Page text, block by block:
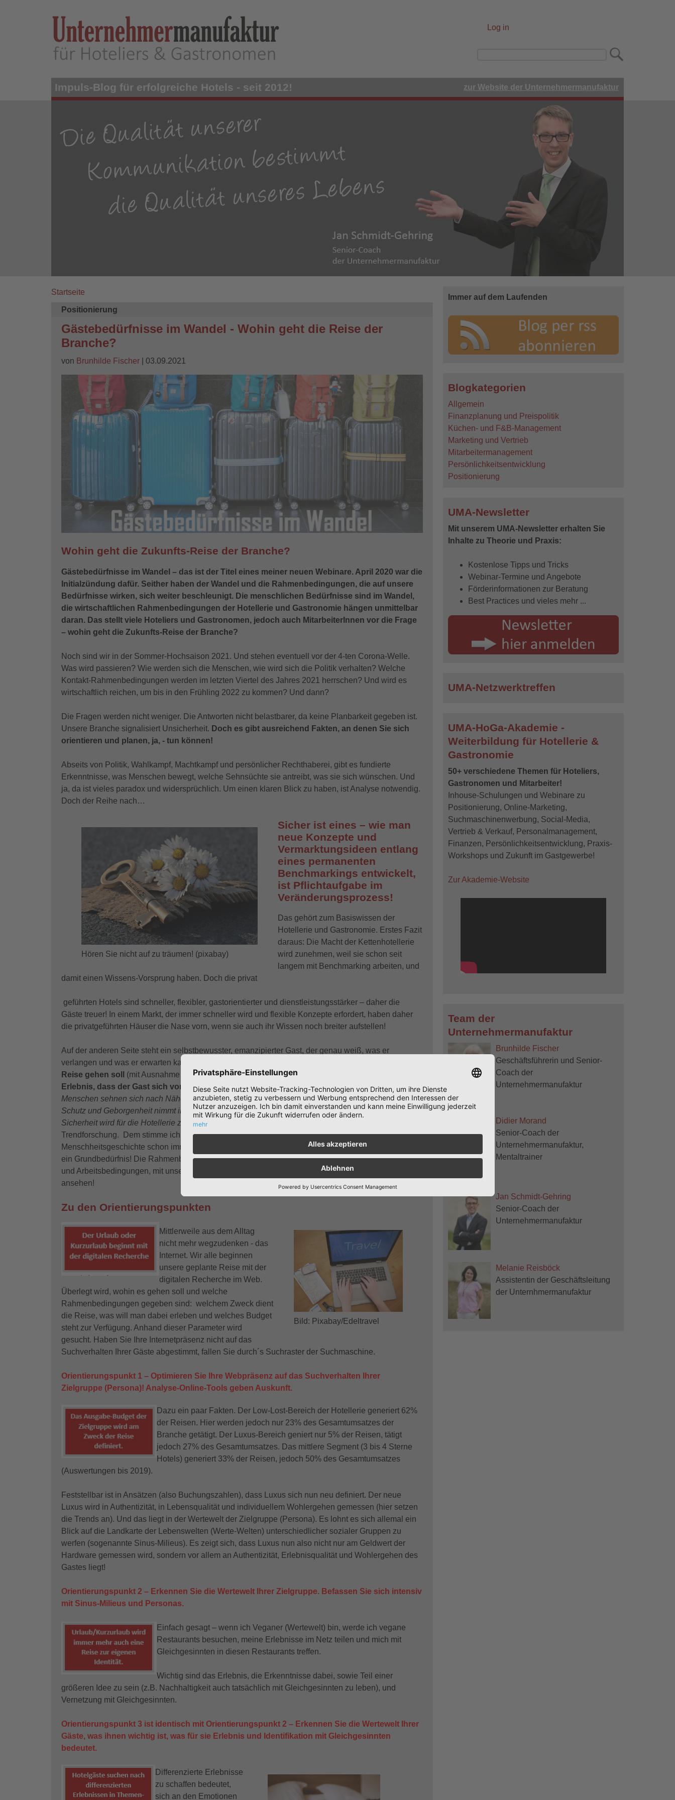
User
Log in
Impuls-Blog für erfolgreiche Hotels - seit 2012! zur Website der Unternehmermanufaktur
Startseite
Positionierung
Gästebedürfnisse im Wandel - Wohin geht die Reise der
Branche?
von Brunhilde Fischer | 03.09.2021
Wohin geht die Zukunfts-Reise der Branche?
Gästebedürfnisse im Wandel – das ist der Titel eines meiner neuen Webinare. April 2020 war die
Initialzündung dafür. Seither haben der Wandel und die Rahmenbedingungen, die auf unsere
Bedürfnisse wirken, sich weiter beschleunigt. Die menschlichen Bedürfnisse sind im Wandel,
die wirtschaftlichen Rahmenbedingungen der Hotellerie und Gastronomie hängen unmittelbar
daran. Das stellt viele Hoteliers und Gastronomen, jedoch auch MitarbeiterInnen vor die Frage
– wohin geht die Zukunfts-Reise der Branche?
Noch sind wir in der Sommer-Hochsaison 2021. Und stehen eventuell vor der 4-ten Corona-Welle.
Was wird passieren? Wie werden sich die Menschen, wie wird sich die Politik verhalten? Welche
Kontakt-Rahmenbedingungen werden im letzten Viertel des Jahres 2021 herrschen? Und wird es
wirtschaftlich reichen, um bis in den Frühling 2022 zu kommen? Und dann?
Die Fragen werden nicht weniger. Die Antworten nicht belastbarer, da keine Planbarkeit gegeben ist.
Unsere Branche signalisiert Unsicherheit. Doch es gibt ausreichend Fakten, an denen Sie sich
orientieren und planen, ja, - tun können!
Abseits von Politik, Wahlkampf, Machtkampf und persönlicher Rechthaberei, gibt es fundierte
Erkenntnisse, was Menschen bewegt, welche Sehnsüchte sie antreibt, was sie sich wünschen. Und
ja, da ist vieles paradox und widersprüchlich. Um einen klaren Blick zu haben, ist Analyse notwendig.
Doch der Reihe nach…
Hören Sie nicht auf zu träumen! (pixabay)
Sicher ist eines – wie man
neue Konzepte und
Vermarktungsideen entlang
eines permanenten
Benchmarkings entwickelt,
ist Pflichtaufgabe im
Veränderungsprozess!
Das gehört zum Basiswissen der
Hotellerie und Gastronomie. Erstes Fazit
daraus: Die Macht der Kettenhotellerie
wird zunehmen, weil sie schon seit
langem mit Benchmarking arbeiten, und
damit einen Wissens-Vorsprung haben. Doch die privat
geführten Hotels sind schneller, flexibler, gastorientierter und dienstleistungsstärker – daher die
Gäste treuer! In einem Markt, der immer schneller wird und flexible Konzepte erfordert, haben daher
die privatgeführten Häuser die Nase vorn, wenn sie auch ihr Wissen noch breiter aufstellen!
Auf der anderen Seite steht ein selbstbewusster, emanzipierter Gast, der genau weiß, was er
verlangen und was er erwarten kann. Diesem heutigen Gast ist es
Reise gehen soll (mit Ausnahme der Geschäftsreise).Das was zählt, ist die Erfahrung, das
Erlebnis, dass der Gast sich von dieser Reise erwartet! „Es kommt zur Renaissance der Werte.
Menschen sehnen sich nach Nähe, nach Unmittelbarkeit, nach neuer Einfachheit. Die Suche nach
Schutz und Geborgenheit nimmt in einer Welt der unvorhergesehenen Katastrophen weiter zu.
Sicherheit wird für die Hotellerie zu einem Zukunftsthema.“
Trendforschung. Dem stimme ich voll zu. Menschen wollten (und wollen) in der
Menschheitsgeschichte schon immer zusammenkommen und etwas erleben. Das liegt in uns, das ist
ein Grundbedürfnis! Die Rahmenbedingungen dabei sind variabel und hängen mit unseren Lebens-
und Arbeitsbedingungen, mit unserer Wertewelt zusammen, und genau das wollen wir uns jetzt
ansehen!
Zu den Orientierungspunkten
Bild: Pixabay/Edeltravel
Mittlerweile aus dem Alltag
nicht mehr wegzudenken - das
Internet. Wir alle beginnen
unsere geplante Reise mit der
digitalen Recherche im Web.
Überlegt wird, wohin es gehen soll und welche
Rahmenbedingungen gegeben sind: welchem Zweck dient
die Reise, was will man dabei erleben und welches Budget
steht zur Verfügung. Anhand dieser Parameter wird
gesucht. Haben Sie Ihre Internetpräsenz nicht auf das
Suchverhalten Ihrer Gäste abgestimmt, fallen Sie durch´s Suchraster der Suchmaschine.
Orientierungspunkt 1 – Optimieren Sie Ihre Webpräsenz auf das Suchverhalten Ihrer
Zielgruppe (Persona)! Analyse-Online-Tools geben Auskunft.
Dazu ein paar Fakten. Der Low-Lost-Bereich der Hotellerie generiert 62%
der Reisen. Hier werden jedoch nur 23% des Gesamtumsatzes der
Branche getätigt. Der Luxus-Bereich geniert nur 5% der Reisen, tätigt
jedoch 27% des Gesamtumsatzes. Das mittlere Segment (3 bis 4 Sterne
Hotels) generiert 33% der Reisen, jedoch 50% des Gesamtumsatzes
(Auswertungen bis 2019).
Feststellbar ist in Ansätzen (also Buchungszahlen), dass Luxus sich nun neu definiert. Der neue
Luxus wird in Authentizität, in Lebensqualität und individuellem Wohlergehen gemessen (hier setzen
die Trends an). Und das liegt in der Wertewelt der Zielgruppe (Persona). Es lohnt es sich allemal ein
Blick auf die Landkarte der Lebenswelten (Werte-Welten) unterschiedlicher sozialer Gruppen zu
werfen (sogenannte Sinus-Milieus). Es zeigt sich, dass Luxus nun also nicht nur am Geldwert der
Hardware gemessen wird, sondern vor allem an Authentizität, Erlebnisqualität und Wohlergehen des
Gastes liegt!
Orientierungspunkt 2 – Erkennen Sie die Wertewelt Ihrer Zielgruppe. Befassen Sie sich intensiv
mit Sinus-Milieus und Personas.
Einfach gesagt – wenn ich Veganer (Wertewelt) bin, werde ich vegane
Restaurants besuchen, meine Erlebnisse im Netz teilen und mich mit
Gleichgesinnten in diesen Restaurants treffen.
Wichtig sind das Erlebnis, die Erkenntnisse dabei, sowie Teil einer
größeren Idee zu sein (z.B. Nachhaltigkeit auch tatsächlich mit Gleichgesinnten zu leben), und
Vernetzung mit Gleichgesinnten.
Orientierungspunkt 3 ist identisch mit Orientierungspunkt 2 – Erkennen Sie die Wertewelt Ihrer
Gäste, was ihnen wichtig ist, was für sie Erlebnis und Identifikation mit Gleichgesinnten
bedeutet.
Differenzierte Erlebnisse
zu schaffen bedeutet,
sich an den Emotionen
Immer auf dem Laufenden
Blogkategorien
Allgemein
Finanzplanung und Preispolitik
Küchen- und F&B-Management
Marketing und Vertrieb
Mitarbeitermanagement
Persönlichkeitsentwicklung
Positionierung
UMA-Newsletter
Mit unserem UMA-Newsletter erhalten Sie
Inhalte zu Theorie und Praxis:
Kostenlose Tipps und Tricks
Webinar-Termine und Angebote
Förderinformationen zur Beratung
Best Practices und vieles mehr ...
UMA-Netzwerktreffen
UMA-HoGa-Akademie -
Weiterbildung für Hotellerie &
Gastronomie
50+ verschiedene Themen für Hoteliers,
Gastronomen und Mitarbeiter!
Inhouse-Schulungen und Webinare zu
Positionierung, Online-Marketing,
Suchmaschinenwerbung, Social-Media,
Vertrieb & Verkauf, Personalmanagement,
Finanzen, Persönlichkeitsentwicklung, Praxis-
Workshops und Zukunft im Gastgewerbe!
Zur Akademie-Website
Team der
Unternehmermanufaktur
Brunhilde Fischer
Geschäftsführerin und Senior-
Coach der
Unternehmermanufaktur
Didier Morand
Senior-Coach der
Unternehmermanufaktur,
Mentaltrainer
Jan Schmidt-Gehring
Senior-Coach der
Unternehmermanufaktur
Melanie Reisböck
Assistentin der Geschäftsleitung
der Unternhmermanufaktur